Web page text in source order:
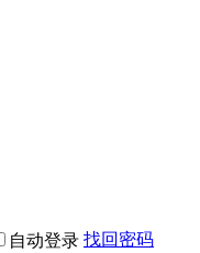
自动登录 找回密码